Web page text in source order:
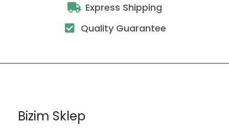
Express Shipping
Quality Guarantee
Bizim Sklep